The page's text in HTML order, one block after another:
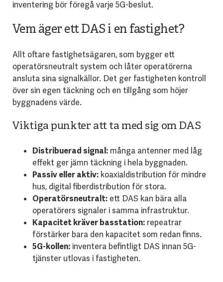
inventering bör föregå varje 5G-beslut.
Vem äger ett DAS i en fastighet?
Allt oftare fastighetsägaren, som bygger ett
operatörsneutralt system och låter operatörerna
ansluta sina signalkällor. Det ger fastigheten kontroll
över sin egen täckning och en tillgång som höjer
byggnadens värde.
Viktiga punkter att ta med sig om DAS
Distribuerad signal:många antenner med låg
effekt ger jämn täckning i hela byggnaden.
Passiv eller aktiv:koaxialdistribution för mindre
hus, digital fiberdistribution för stora.
Operatörsneutralt:ett DAS kan bära alla
operatörers signaler i samma infrastruktur.
Kapacitet kräver basstation:repeatrar
förstärker bara den kapacitet som redan finns.
5G-kollen:inventera befintligt DAS innan 5G-
tjänster utlovas i fastigheten.